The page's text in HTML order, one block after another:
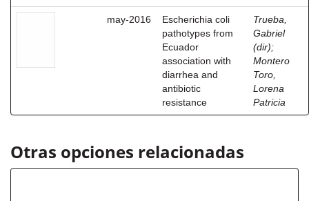
may-2016
Escherichia coli
pathotypes from
Ecuador
association with
diarrhea and
antibiotic
resistance
Trueba,
Gabriel
(dir);
Montero
Toro,
Lorena
Patricia
Otras opciones relacionadas